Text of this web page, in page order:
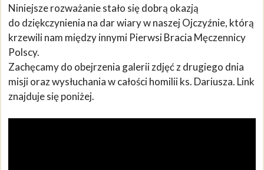
Niniejsze rozważanie stało się dobrą okazją
do dziękczynienia na dar wiary w naszej Ojczyźnie, którą
krzewili nam między innymi Pierwsi Bracia Męczennicy
Polscy.
Zachęcamy do obejrzenia galerii zdjęć z drugiego dnia
misji oraz wysłuchania w całości homilii ks. Dariusza. Link
znajduje się poniżej.